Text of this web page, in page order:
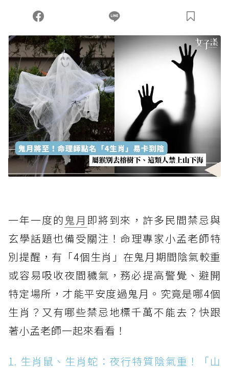
一年一度的鬼月 即將到來，許多民間禁忌與
玄學話題也備受關注！命理專家小孟老師特
別提醒，有「4個生肖」在鬼月期間陰氣較重
或容易吸收夜間穢氣，務必提高警覺、避開
特定場所，才能平安度過鬼月。究竟是哪4個
生肖？又有哪些禁忌地標千萬不能去？快跟
著小孟老師一起來看看！
1. 生肖鼠、生肖蛇：夜行特質陰氣重！「山